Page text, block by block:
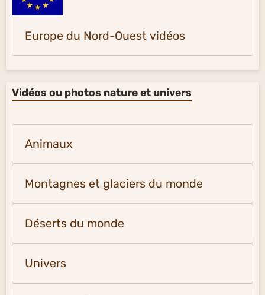
Europe du Nord-Ouest vidéos
Vidéos ou photos nature et univers
Animaux
Montagnes et glaciers du monde
Déserts du monde
Univers